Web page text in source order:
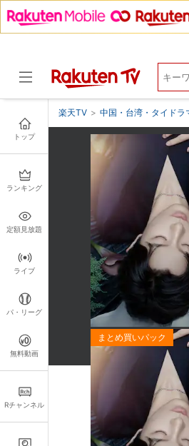
トップ
ランキング
定額見放題
ライブ
パ・リーグ
無料動画
Rチャンネル
楽天TV > 中国・台湾・タイドラ
※【購入】に
お得なパック一覧
お得！「垂涎-